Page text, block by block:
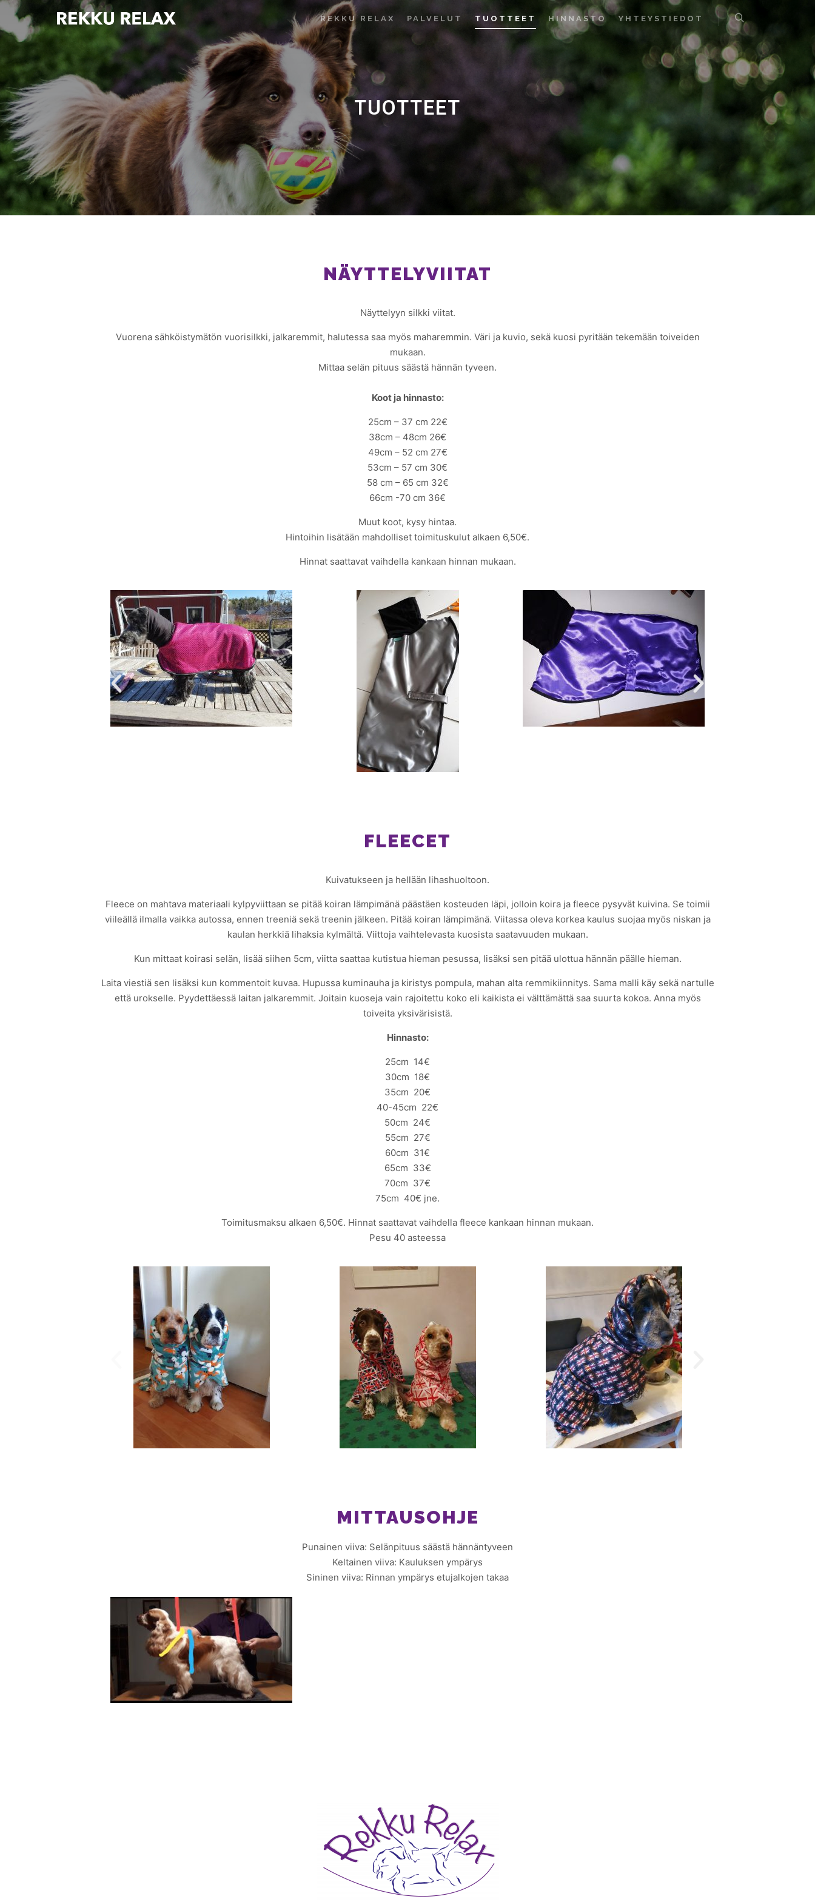
REKKU RELAX PALVELUT TUOTTEET HINNASTO YHTEYSTIEDOT
TUOTTEET
NÄYTTELYVIITAT
Näyttelyyn silkki viitat.
Vuorena sähköistymätön vuorisilkki, jalkaremmit, halutessa saa myös maharemmin. Väri ja kuvio, sekä kuosi pyritään tekemään toiveiden
mukaan.
Mittaa selän pituus säästä hännän tyveen.
Koot ja hinnasto:
25cm – 37 cm 22€
38cm – 48cm 26€
49cm – 52 cm 27€
53cm – 57 cm 30€
58 cm – 65 cm 32€
66cm -70 cm 36€
Muut koot, kysy hintaa.
Hintoihin lisätään mahdolliset toimituskulut alkaen 6,50€.
Hinnat saattavat vaihdella kankaan hinnan mukaan.
FLEECET
Kuivatukseen ja hellään lihashuoltoon.
Fleece on mahtava materiaali kylpyviittaan se pitää koiran lämpimänä päästäen kosteuden läpi, jolloin koira ja fleece pysyvät kuivina. Se toimii
viileällä ilmalla vaikka autossa, ennen treeniä sekä treenin jälkeen. Pitää koiran lämpimänä. Viitassa oleva korkea kaulus suojaa myös niskan ja
kaulan herkkiä lihaksia kylmältä. Viittoja vaihtelevasta kuosista saatavuuden mukaan.
Kun mittaat koirasi selän, lisää siihen 5cm, viitta saattaa kutistua hieman pesussa, lisäksi sen pitää ulottua hännän päälle hieman.
Laita viestiä sen lisäksi kun kommentoit kuvaa. Hupussa kuminauha ja kiristys pompula, mahan alta remmikiinnitys. Sama malli käy sekä nartulle
että urokselle. Pyydettäessä laitan jalkaremmit. Joitain kuoseja vain rajoitettu koko eli kaikista ei välttämättä saa suurta kokoa. Anna myös
toiveita yksivärisistä.
Hinnasto:
25cm 14€
30cm 18€
35cm 20€
40-45cm 22€
50cm 24€
55cm 27€
60cm 31€
65cm 33€
70cm 37€
75cm 40€ jne.
Toimitusmaksu alkaen 6,50€. Hinnat saattavat vaihdella fleece kankaan hinnan mukaan.
Pesu 40 asteessa
MITTAUSOHJE
Punainen viiva: Selänpituus säästä hännäntyveen
Keltainen viiva: Kauluksen ympärys
Sininen viiva: Rinnan ympärys etujalkojen takaa